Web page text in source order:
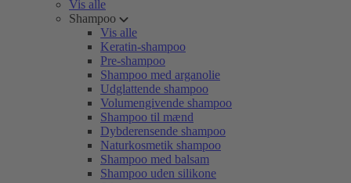
Vis alle
Shampoo
Vis alle
Keratin-shampoo
Pre-shampoo
Shampoo med arganolie
Udglattende shampoo
Volumengivende shampoo
Shampoo til mænd
Dybderensende shampoo
Naturkosmetik shampoo
Shampoo med balsam
Shampoo uden silikone